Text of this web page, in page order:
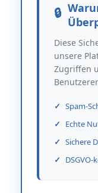
Diese
unsere
Zugriffen
Spam-
Echte
Sichere